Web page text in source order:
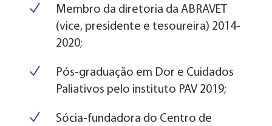
N
Membro da diretoria da ABRAVET
(vice, presidente e tesoureira) 2014-
2020;
N
Pós-graduação em Dor e Cuidados
Paliativos pelo instituto PAV 2019;
N
Sócia-fundadora do Centro de